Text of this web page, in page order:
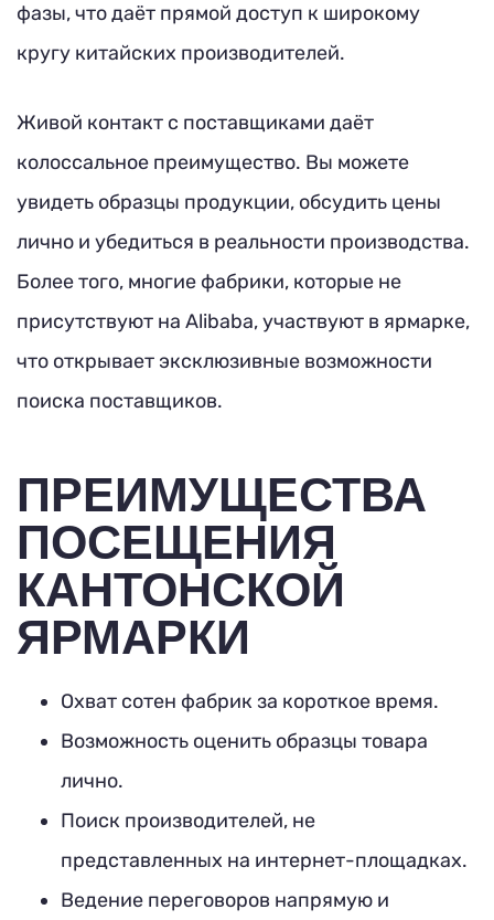
фазы, что даёт прямой доступ к широкому
кругу китайских производителей.
Живой контакт с поставщиками даёт
колоссальное преимущество. Вы можете
увидеть образцы продукции, обсудить цены
лично и убедиться в реальности производства.
Более того, многие фабрики, которые не
присутствуют на Alibaba, участвуют в ярмарке,
что открывает эксклюзивные возможности
поиска поставщиков.
ПРЕИМУЩЕСТВА
ПОСЕЩЕНИЯ
КАНТОНСКОЙ
ЯРМАРКИ
Охват сотен фабрик за короткое время.
Возможность оценить образцы товара
лично.
Поиск производителей, не
представленных на интернет-площадках.
Ведение переговоров напрямую и